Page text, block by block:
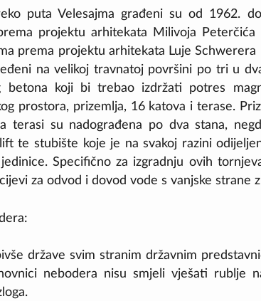
puta Velesajma građeni su od 1962.
projektu arhitekata Milivoja
prema projektu arhitekata Luje Schwerera
na velikoj travnatoj površini po tri u
betona koji bi trebao izdržati potres
prostora, prizemlja, 16 katova i terase.
terasi su nadograđena po dva stana,
te stubište koje je na svakoj razini
Specifično za izgradnju ovih
za odvod i dovod vode s vanjske strane
države svim stranim državnim
nebodera nisu smjeli vješati rublje